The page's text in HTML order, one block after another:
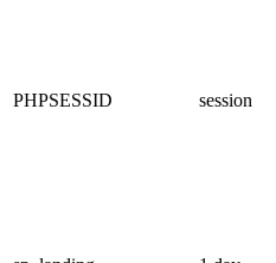
PHPSESSID session